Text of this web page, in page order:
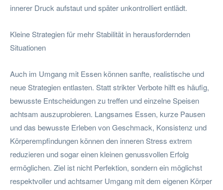
innerer Druck aufstaut und später unkontrolliert entlädt.
Kleine Strategien für mehr Stabilität in herausfordernden
Situationen
Auch im Umgang mit Essen können sanfte, realistische und
neue Strategien entlasten. Statt strikter Verbote hilft es häufig,
bewusste Entscheidungen zu treffen und einzelne Speisen
achtsam auszuprobieren. Langsames Essen, kurze Pausen
und das bewusste Erleben von Geschmack, Konsistenz und
Körperempfindungen können den inneren Stress extrem
reduzieren und sogar einen kleinen genussvollen Erfolg
ermöglichen. Ziel ist nicht Perfektion, sondern ein möglichst
respektvoller und achtsamer Umgang mit dem eigenen Körper